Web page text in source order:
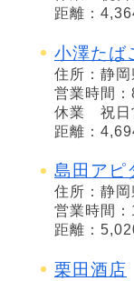
距離：
小澤たば
住所：静
営業時間
休業 祝日
距離：
島田アピ
住所：静岡
営業時間
距離：
栗田酒店